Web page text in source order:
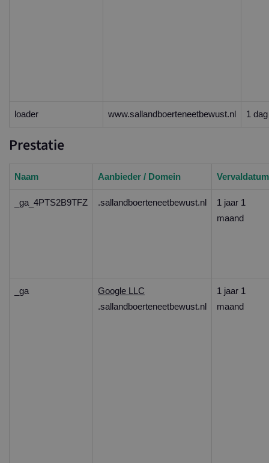
loader www.sallandboerteneetbewust.nl 1 dag
Prestatie
Naam Aanbieder / Domein Vervaldatum
_ga_4PTS2B9TFZ .sallandboerteneetbewust.nl
1 jaar 1
maand
_ga
Google LLC
.sallandboerteneetbewust.nl
1 jaar 1
maand